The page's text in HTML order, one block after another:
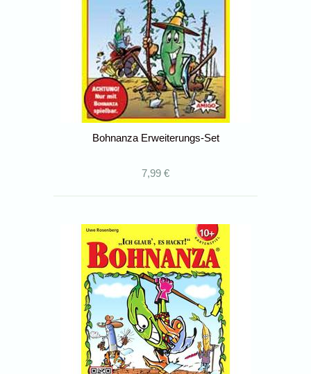
Bohnanza Erweiterungs-Set
7,99 €